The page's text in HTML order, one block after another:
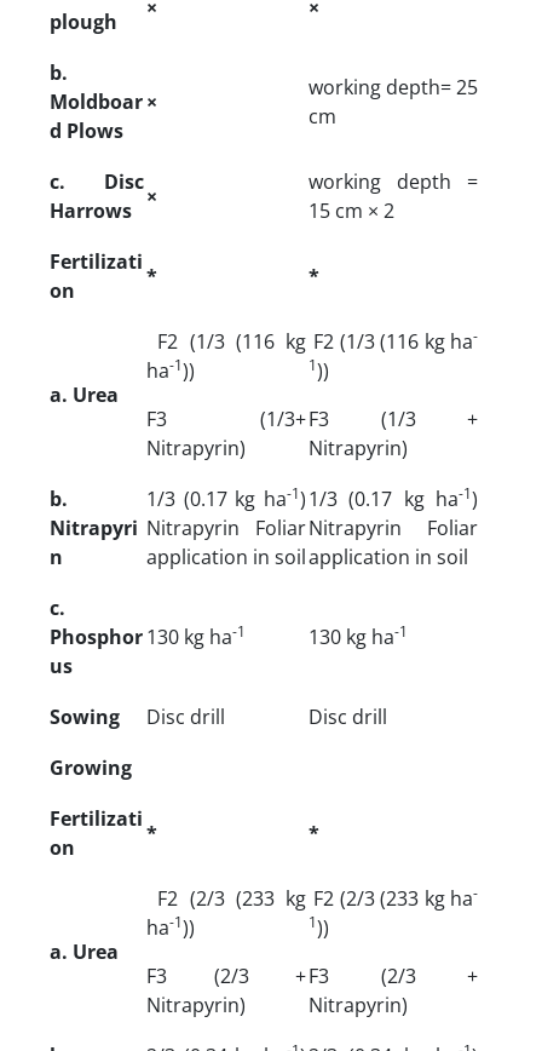
plough
× ×
b.
Moldboar
d Plows
×
working depth= 25
cm
c. Disc
Harrows
×
working depth =
15 cm × 2
Fertilizati
on
* *
a. Urea
F2 (1/3 (116 kg
ha-1))
F3 (1/3+
Nitrapyrin)
F2 (1/3 (116 kg ha-
1))
F3 (1/3 +
Nitrapyrin)
b.
Nitrapyri
n
1/3 (0.17 kg ha-1)
Nitrapyrin Foliar
application in soil
1/3 (0.17 kg ha-1)
Nitrapyrin Foliar
application in soil
c.
Phosphor
us
130 kg ha-1 130 kg ha-1
Sowing Disc drill
Disc drill
Growing
Fertilizati
on
* *
a. Urea
F2 (2/3 (233 kg
ha-1))
F3 (2/3 +
Nitrapyrin)
F2 (2/3 (233 kg ha-
1))
F3 (2/3 +
Nitrapyrin)